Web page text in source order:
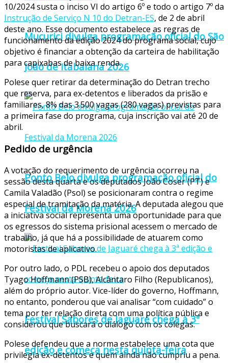
Mucurici divulga programação oficial do São
João de Itabaiana 2026
Ponto Belo divulga programação oficial do
Festival da Morena 2026
Festival Sabores de Jaguaré chega à 3ª
edição e começa nesta quinta-feira
10/2024 susta o inciso VI do artigo 6º e todo o artigo 7º da
Instrução de Serviço N 10 do Detran-ES, de 2 de abril
deste ano. Esse documento estabelece as regras de
funcionamento da edição 2024 do programa social, cujo
objetivo é financiar a obtenção da carteira de habilitação
para capixabas de baixa renda.
Polese quer retirar da determinação do Detran trecho
que reserva, para ex-detentos e liberados da prisão e
familiares, 8% das 3.500 vagas (280 vagas) previstas para
a primeira fase do programa, cuja inscrição vai até 20 de
abril.
Pedido de urgência
A votação do requerimento de urgência ocorreu na
sessão desta quarta e os deputados João Coser (PT) e
Camila Valadão (Psol) se posicionaram contra o regime
especial de tramitação da matéria. A deputada alegou que
a iniciativa social representa uma oportunidade para que
os egressos do sistema prisional acessem o mercado de
trabalho, já que há a possibilidade de atuarem como
motoristas de aplicativo.
Por outro lado, o PDL recebeu o apoio dos deputados
Tyago Hoffmann (PSB), Alcântaro Filho (Republicanos),
além do próprio autor. Vice-líder do governo, Hoffmann,
no entanto, ponderou que vai analisar “com cuidado” o
tema por ter relação direta com uma política pública e
considerou que buscará o diálogo com os colegas.
Polese defendeu que a norma estabelece uma cota que
privilegia ex-detentos e quem ainda não cumpriu a pena.